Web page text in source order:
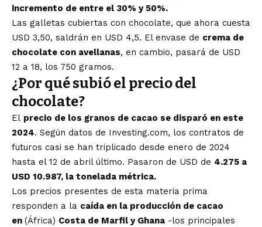
incremento de entre el 30% y 50%.
Las galletas cubiertas con chocolate, que ahora cuesta
USD 3,50, saldrán en USD 4,5. El envase de crema de
chocolate con avellanas, en cambio, pasará de USD
12 a 18, los 750 gramos.
¿Por qué subió el precio del
chocolate?
El precio de los granos de cacao se disparó en este
2024. Según datos de Investing.com, los contratos de
futuros casi se han triplicado desde enero de 2024
hasta el 12 de abril último. Pasaron de USD de 4.275 a
USD 10.987, la tonelada métrica.
Los precios presentes de esta materia prima
responden a la caída en la producción de cacao
en (África) Costa de Marfil y Ghana -los principales